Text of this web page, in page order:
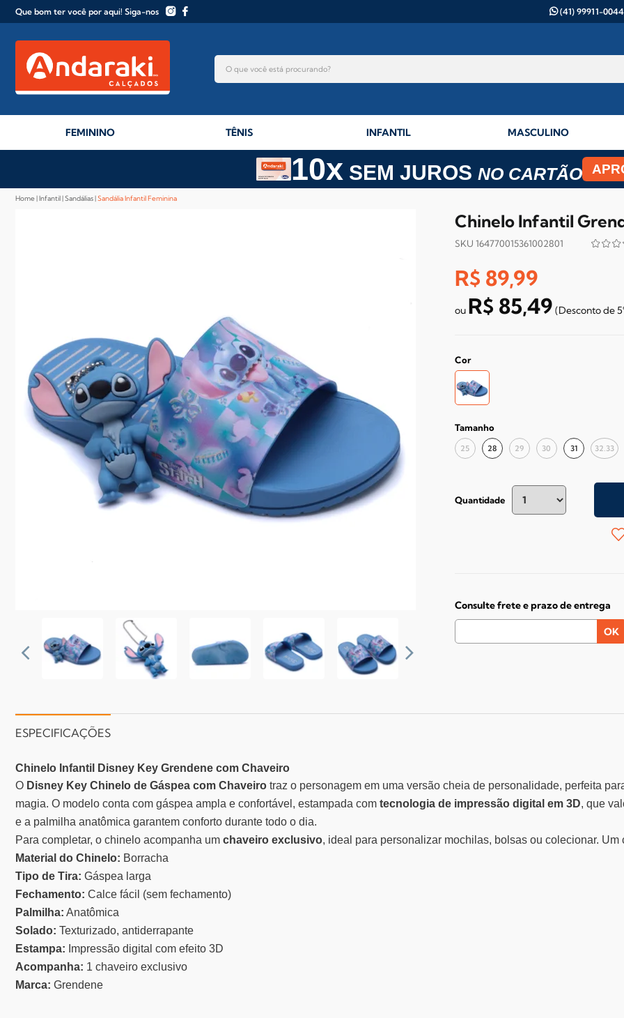
Que bom ter você por aqui! Siga-nos (41) 99911-0044
FEMININO TÊNIS INFANTIL MASCULINO
10x SEM JUROS NO CARTÃO
Home Infantil Sandálias Sandália Infantil Feminina
Chinelo Infantil
SKU 164770015361002801
R$ 89,99
R$ 85,49 (Descontode
Cor
Tamanho
25 28 29 30 31 32.33
Quantidade
Consulte frete e prazo de entrega
ESPECIFICAÇÕES
Chinelo Infantil Disney Key Grendene com Chaveiro
O Disney Key Chinelo de Gáspea com Chaveiro traz o personagem em uma versão cheia de personalidade, perfeita
magia. O modelo conta com gáspea ampla e confortável, estampada com tecnologia de impressão digital em 3D, que
e a palmilha anatômica garantem conforto durante todo o dia.
Para completar, o chinelo acompanha um chaveiro exclusivo, ideal para personalizar mochilas, bolsas ou colecionar.
Material do Chinelo: Borracha
Tipo de Tira: Gáspea larga
Fechamento: Calce fácil (sem fechamento)
Palmilha: Anatômica
Solado: Texturizado, antiderrapante
Estampa: Impressão digital com efeito 3D
Acompanha: 1 chaveiro exclusivo
Marca: Grendene